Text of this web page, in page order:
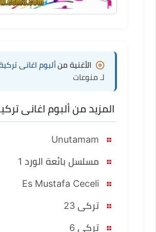
الأغنية منألبوم اغانى
لـ منوعات
المزيد من ألبوم اغانى
مسلسل بائعة الورد 1
تركى 23
تركى 6